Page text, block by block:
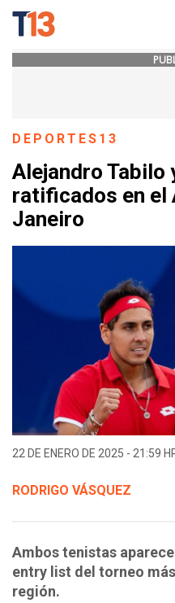
DEPORTES13
Alejandro Tabilo
ratificados en el
Janeiro
22 DE ENERO DE 2025 - 21:59
RODRIGO VÁSQUEZ
Ambos tenistas
entry list del torneo
región.